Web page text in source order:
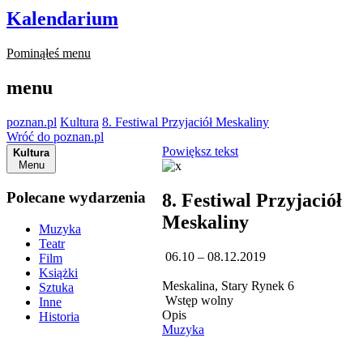
Kalendarium
Pominąłeś menu
menu
poznan.pl Kultura 8. Festiwal Przyjaciół Meskaliny
Wróć do poznan.pl
Kultura
Menu
Polecane wydarzenia
Muzyka
Teatr
Film
Książki
Sztuka
Inne
Historia
Powiększ tekst
8. Festiwal Przyjaciół
Meskaliny
06.10 – 08.12.2019
Meskalina, Stary Rynek 6
Wstęp wolny
Opis
Muzyka